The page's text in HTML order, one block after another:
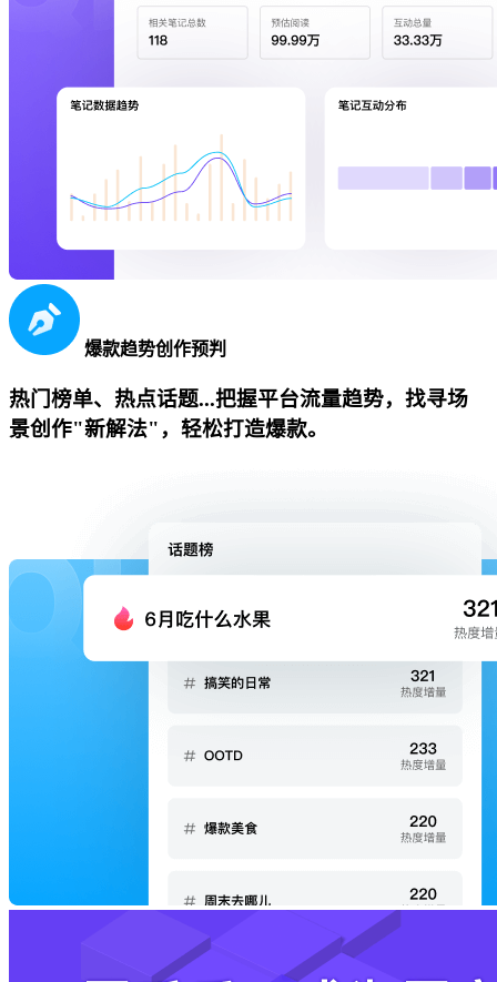
爆款趋势创作预判
热门榜单、热点话题...把握平台流量趋势，找寻场
景创作"新解法"，轻松打造爆款。